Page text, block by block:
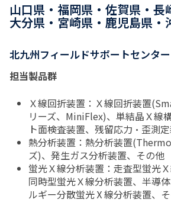
山口県・福岡県・佐賀県・長
大分県・宮崎県・鹿児島県・
北九州フィールドサポートセンター
担当製品群
Ｘ線回折装置：Ｘ線回折装置
リーズ、MiniFlex)、単結晶Ｘ線
ト面検査装置、残留応力・歪測
熱分析装置：熱分析装置
ズ)、発生ガス分析装置、その他
蛍光Ｘ線分析装置：走査型蛍光
同時型蛍光Ｘ線分析装置、半導
ルギー分散蛍光Ⅹ線分析装置、